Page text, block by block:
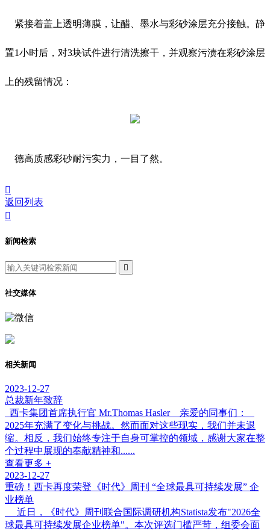
紧接着盖上透明薄膜，让醋、墨水与彩砂涂层充分接触。静
置1小时后，对3块试件进行清洗擦干，并观察污渍在彩砂涂层
上的残留情况：
德高质感彩砂耐污实力，一目了然。

返回列表

新闻检索

社交媒体
相关新闻
2023-12-27
总裁新年致辞
西卡集团首席执行官 Mr.Thomas Hasler 亲爱的同事们：
2025年充满了变化与挑战。然而面对这些现实，我们并未退
缩。相反，我们始终专注于自身可掌控的领域，感谢大家在整
个过程中展现的奉献精神和......
查看更多 +
2023-12-27
重磅！西卡再度荣登《时代》周刊 “全球最具可持续发展” 企
业榜单
近日，《时代》周刊联合国际调研机构Statista发布"2026全
球最具可持续发展企业榜单"。本次评选门槛严苛，组委会面